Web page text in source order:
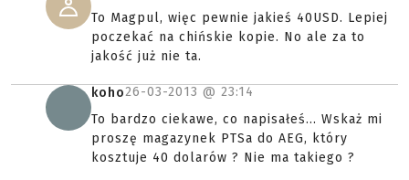
To Magpul, więc pewnie jakieś 40USD. Lepiej
poczekać na chińskie kopie. No ale za to
jakość już nie ta.
koho26-03-2013 @ 23:14
To bardzo ciekawe, co napisałeś... Wskaż mi
proszę magazynek PTSa do AEG, który
kosztuje 40 dolarów ? Nie ma takiego ?